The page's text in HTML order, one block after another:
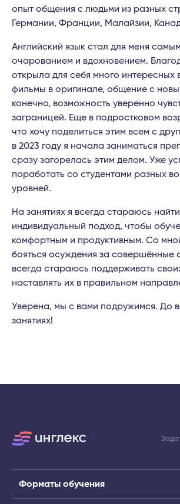
опыт общения с людьми из разных
Германии, Франции, Малайзии,
Английский язык стал для меня
очарованием и вдохновением.
открыла для себя много интересных
фильмы в оригинале, общение с
конечно, возможность уверенно
заграницей. Еще в подростковом
что хочу поделиться этим всем с
в 2023 году я начала заниматься
сразу загорелась этим делом. Уже
поработать со студентами разных
уровней.
На занятиях я всегда стараюсь найти
индивидуальный подход, чтобы
комфортным и продуктивным. Со
бояться осуждения за совершённые
всегда стараюсь поддерживать
наставлять их в правильном
Уверена, мы с вами подружимся. До
занятиях!
Форматы обучения